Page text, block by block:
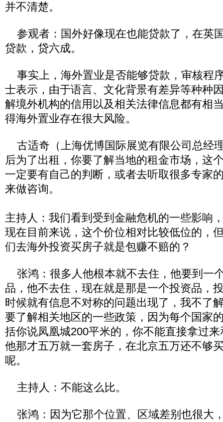
并不清楚。
参观者：国外好像现在也能贷款了，在英
贷款，贷六成。
事实上，海外置业是否能够贷款，审核程
士表示，由于语言、文化背景有差异等种种
解境外机构的信用以及相关法律信息都有相
得海外置业存在很大风险。
古适奇（上海优博国际展览有限公司总经
后为了出租，你要了解当地的租金市场，这
一定要有自己的判断，或者去听取很多专家
来做咨询。
主持人：我们看到受到金融危机的一些影响
现在目前来说，这个价位相对比较低位的，
们去海外投资买房子就是包赚不赔的？
张鸿：很多人他根本就不去住，他要到一
品，他不去住，现在就是那是一个投资品，
时候就有信息不对称的问题出现了，我不了
要了解相关地区的一些政策，因为每个国家
括你说凤凰城200平米的，你不能直接拿过
他那才五万就一套房子，在北京五万还不够
呢。
主持人：不能这么比。
张鸿：因为它那个位置、区域差别也很大